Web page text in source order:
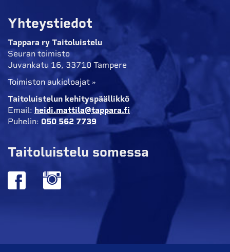
Yhteystiedot
Tappara ry Taitoluistelu
Seuran toimisto
Juvankatu 16, 33710 Tampere
Toimiston aukioloajat »
Taitoluistelun kehityspäällikkö
Email: heidi.mattila@tappara.fi
Puhelin: 050 562 7739
Taitoluistelu somessa